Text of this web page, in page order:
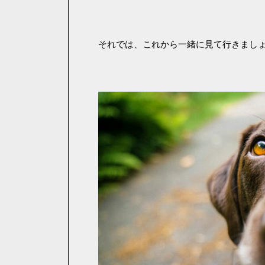
それでは、これから一緒に見て行きまし